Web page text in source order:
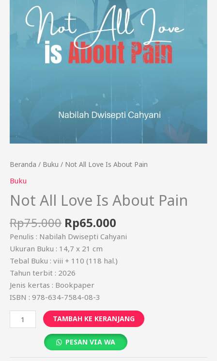
Beranda / Buku / Not All Love Is About Pain
Buku
Not All Love Is About Pain
Rp75.000 Rp65.000
Penulis : Nabilah Dwisepti Cahyani
Ukuran Buku : 14,7 x 21 cm
Tebal Buku : viii + 110 (118 hal.)
Tahun terbit : 2026
Jenis kertas : Bookpaper
ISBN : 978-634-7584-08-3
TAMBAH KE KERANJANG
PESAN VIA WA